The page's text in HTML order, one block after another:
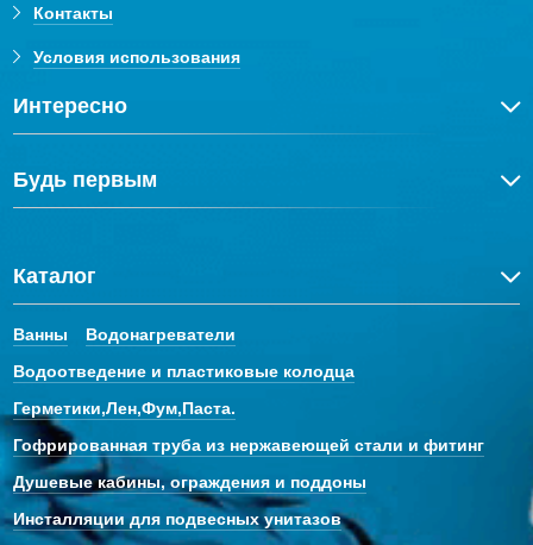
Контакты
Условия использования
Интересно
Будь первым
Каталог
Ванны
Водонагреватели
Водоотведение и пластиковые колодца
Герметики,Лен,Фум,Паста.
Гофрированная труба из нержавеющей стали и фитинг
Душевые кабины, ограждения и поддоны
Инсталляции для подвесных унитазов